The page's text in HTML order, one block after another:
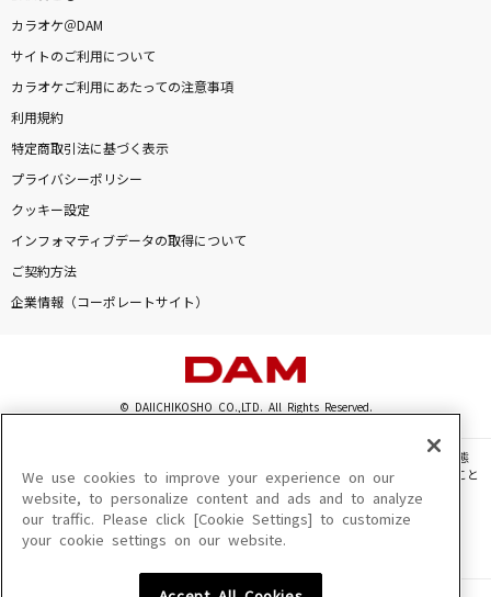
カラオケ＠DAM
サイトのご利用について
カラオケご利用にあたっての注意事項
利用規約
特定商取引法に基づく表示
プライバシーポリシー
クッキー設定
インフォマティブデータの取得について
ご契約方法
企業情報（コーポレートサイト）
© DAIICHIKOSHO CO.,LTD. All Rights Reserved.
このサイトに掲載されている一切の文章・画像・写真・動画・音声等を、手段や形態
を問わず、著作権法の定める範囲を超えて無断で複製、転載、ファイル化などすること
を禁じます。
楽曲及びコンテンツは、機種によりご利用いただけない場合があります。
楽曲及びコンテンツの配信日、配信内容が変更になる場合があります。
We use cookies to improve your experience on our
website, to personalize content and ads and to analyze
our traffic. Please click [Cookie Settings] to customize
your cookie settings on our website.